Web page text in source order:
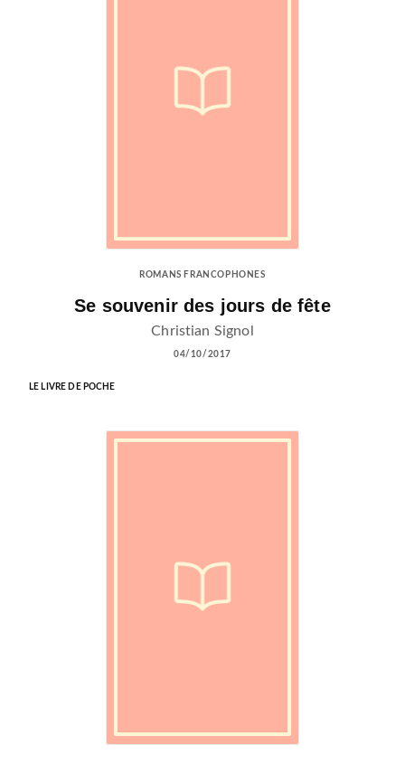
ROMANS FRANCOPHONES
Se souvenir des jours de fête
Christian Signol
04/10/2017
LE LIVRE DE POCHE